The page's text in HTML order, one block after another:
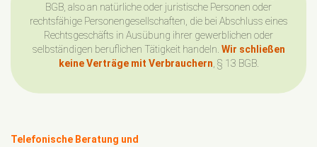
BGB, also an natürliche oder juristische Personen oder
rechtsfähige Personengesellschaften, die bei Abschluss eines
Rechtsgeschäfts in Ausübung ihrer gewerblichen oder
selbständigen beruflichen Tätigkeit handeln. Wir schließen
keine Verträge mit Verbrauchern , § 13 BGB.
Telefonische Beratung und